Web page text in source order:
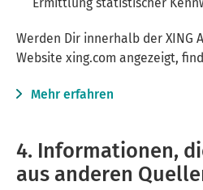
Werden Dir innerhalb der XING
Website xing.com angezeigt,
Mehr erfahren
4. Informationen,
aus anderen